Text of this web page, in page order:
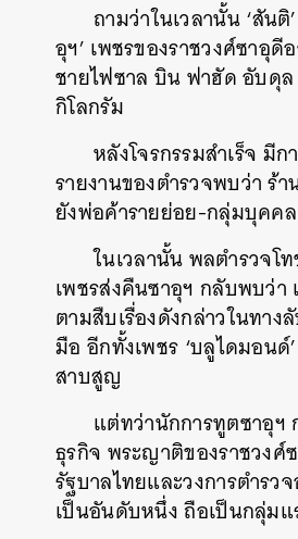
ถามว่าในเวลานั้น ‘สัน
อุฯ’ เพชรของราชวงศ์ซาอุดี
ชายไฟซาล บิน ฟาฮัด อับดุล
กิโลกรัม
หลังโจรกรรมสำเร็จ มี
รายงานของตำรวจพบว่า ร้
ยังพ่อค้ารายย่อย-กลุ่มบุคค
ในเวลานั้น พลตำรวจโ
เพชรส่งคืนซาอุฯ กลับพบว่า
ตามสืบเรื่องดังกล่าวในทาง
มือ อีกทั้งเพชร ‘บลูไดมอน
สาบสูญ
แต่ทว่านักการทูตซาอุฯ
ธุรกิจ พระญาติของราชวงศ์
รัฐบาลไทยและวงการตำรว
เป็นอันดับหนึ่ง ถือเป็นกลุ่ม